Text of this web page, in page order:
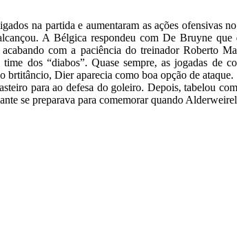
na partida e aumentaram as ações ofensivas
A Bélgica respondeu com De Bruyne
acabando com a paciência do treinador Roberto
dos “diabos”. Quase sempre, as jogadas de
brtitâncio, Dier aparecia como boa opção de ataque.
para ao defesa do goleiro. Depois, tabelou
se preparava para comemorar quando